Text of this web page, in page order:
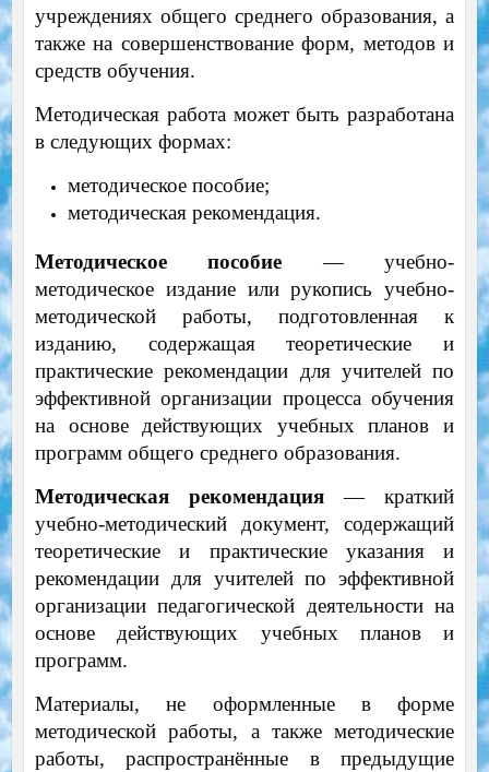
учреждениях общего среднего образования, а
также на совершенствование форм, методов и
средств обучения.
Методическая работа может быть разработана
в следующих формах:
методическое пособие;
методическая рекомендация.
Методическое пособие — учебно-
методическое издание или рукопись учебно-
методической работы, подготовленная к
изданию, содержащая теоретические и
практические рекомендации для учителей по
эффективной организации процесса обучения
на основе действующих учебных планов и
программ общего среднего образования.
Методическая рекомендация— краткий
учебно-методический документ, содержащий
теоретические и практические указания и
рекомендации для учителей по эффективной
организации педагогической деятельности на
основе действующих учебных планов и
программ.
Материалы, не оформленные в форме
методической работы, а также методические
работы, распространённые в предыдущие